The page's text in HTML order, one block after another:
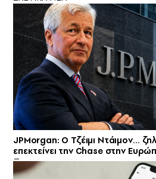
JPMorgan: Ο Τζέιμι Ντάιμον…
επεκτείνει την Chase στην